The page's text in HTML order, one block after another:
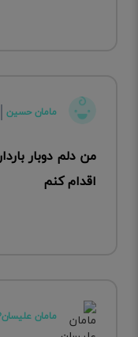
مامان حسین
من دلم دوبار
اقدام کنم
مامان علیسان🩵